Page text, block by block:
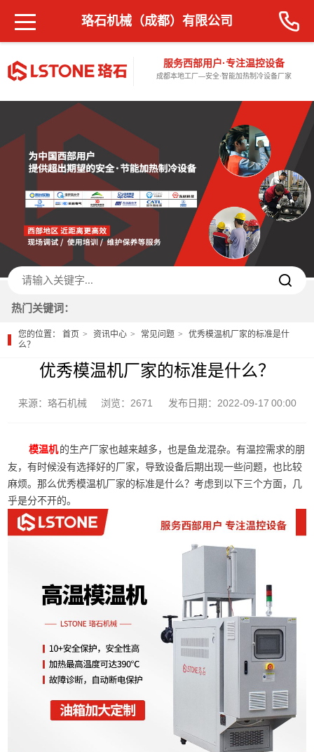
服务西部用户·专注温控设备
成都本地工厂—安全·智能加热制冷设备厂家
珞石机械（成都）有限公司
热门关键词：
您的位置：首页 资讯中心 常见问题
优秀模温机厂家的标准是什
么？
优秀模温机厂家的标准是什么？
来源：珞石机械 浏览：2671 发布日期：2022-09-17 00:00
模温机的生产厂家也越来越多，也是鱼龙混杂。有温控需求的朋
友，有时候没有选择好的厂家，导致设备后期出现一些问题，也比较
麻烦。那么优秀模温机厂家的标准是什么？考虑到以下三个方面，几
乎是分不开的。